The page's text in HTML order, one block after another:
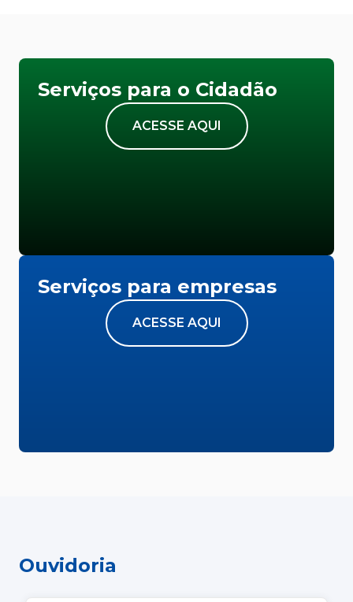
Serviços para o Cidadão
ACESSE AQUI
Serviços para empresas
ACESSE AQUI
Ouvidoria